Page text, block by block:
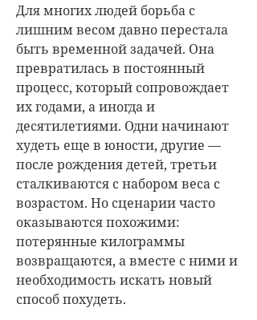
Для многих людей борьба с
лишним весом давно перестала
быть временной задачей. Она
превратилась в постоянный
процесс, который сопровождает
их годами, а иногда и
десятилетиями. Одни начинают
худеть еще в юности, другие —
после рождения детей, третьи
сталкиваются с набором веса с
возрастом. Но сценарии часто
оказываются похожими:
потерянные килограммы
возвращаются, а вместе с ними и
необходимость искать новый
способ похудеть.